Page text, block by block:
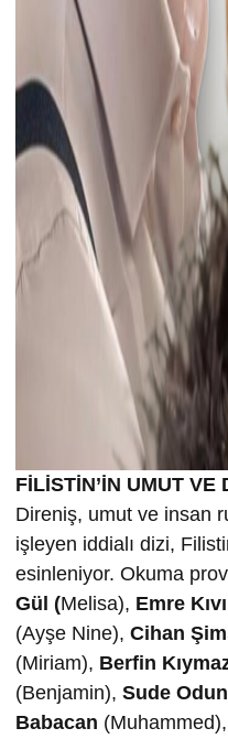
FİLİSTİN’İN UMUT VE
Direniş, umut ve insan
işleyen iddialı dizi,
esinleniyor. Okuma
Gül (Melisa), Emre
(Ayşe Nine), Cihan
(Miriam), Berfin
(Benjamin), Sude
Babacan (Muhammed),